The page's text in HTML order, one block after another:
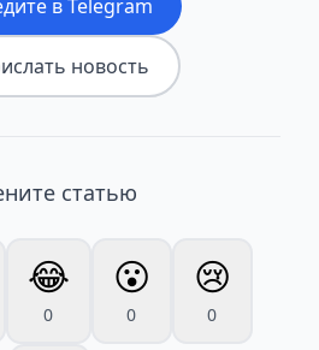
в Telegram
новость
статью
😂
0
😮
0
😢
0